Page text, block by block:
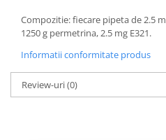
Compozitie: fiecare pipeta de 2.5
1250 g permetrina, 2.5 mg E321.
Informatii conformitate produs
Review-uri(0)